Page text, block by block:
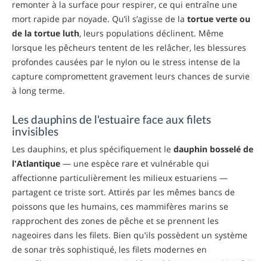
remonter à la surface pour respirer, ce qui entraîne une
mort rapide par noyade. Qu’il s’agisse de la tortue verte ou
de la tortue luth, leurs populations déclinent. Même
lorsque les pêcheurs tentent de les relâcher, les blessures
profondes causées par le nylon ou le stress intense de la
capture compromettent gravement leurs chances de survie
à long terme.
Les dauphins de l'estuaire face aux filets
invisibles
Les dauphins, et plus spécifiquement le dauphin bosselé de
l'Atlantique — une espèce rare et vulnérable qui
affectionne particulièrement les milieux estuariens —
partagent ce triste sort. Attirés par les mêmes bancs de
poissons que les humains, ces mammifères marins se
rapprochent des zones de pêche et se prennent les
nageoires dans les filets. Bien qu'ils possèdent un système
de sonar très sophistiqué, les filets modernes en